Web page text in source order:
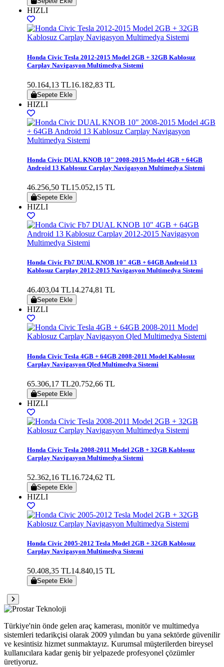
HIZLI
Honda Civic Tesla 2012-2015 Model 2GB + 32GB Kablosuz
Carplay Navigasyon Multimedya Sistemi
50.164,13 TL16.182,83 TL
Sepete Ekle
HIZLI
Honda Civic DUAL KNOB 10" 2008-2015 Model 4GB + 64GB
Android 13 Kablosuz Carplay Navigasyon Multimedya Sistemi
46.256,50 TL15.052,15 TL
Sepete Ekle
HIZLI
Honda Civic Fb7 DUAL KNOB 10" 4GB + 64GB Android 13
Kablosuz Carplay 2012-2015 Navigasyon Multimedya Sistemi
46.403,04 TL14.274,81 TL
Sepete Ekle
HIZLI
Honda Civic Tesla 4GB + 64GB 2008-2011 Model Kablosuz
Carplay Navigasyon Qled Multimedya Sistemi
65.306,17 TL20.752,66 TL
Sepete Ekle
HIZLI
Honda Civic Tesla 2008-2011 Model 2GB + 32GB Kablosuz
Carplay Navigasyon Multimedya Sistemi
52.362,16 TL16.724,62 TL
Sepete Ekle
HIZLI
Honda Civic 2005-2012 Tesla Model 2GB + 32GB Kablosuz
Carplay Navigasyon Multimedya Sistemi
50.408,35 TL14.840,15 TL
Sepete Ekle
Türkiye'nin önde gelen araç kamerası, monitör ve multimedya
sistemleri tedarikçisi olarak 2009 yılından bu yana sektörde güvenilir
ve kesintisiz hizmet sunmaktayız. Kurumsal müşterilerden bireysel
kullanıcılara kadar geniş bir yelpazede profesyonel çözümler
üretiyoruz.